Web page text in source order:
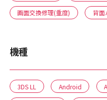
画面交換修理(重度) 背面
機種
3DS LL Android